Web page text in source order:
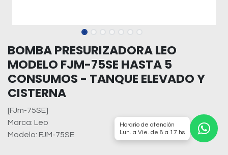
BOMBA PRESURIZADORA LEO
MODELO FJM-75SE HASTA 5
CONSUMOS - TANQUE ELEVADO Y
CISTERNA
[FJm-75SE]
Marca: Leo
Modelo: FJM-75SE
Horario de atención
Lun. a Vie. de 8 a 17 hs